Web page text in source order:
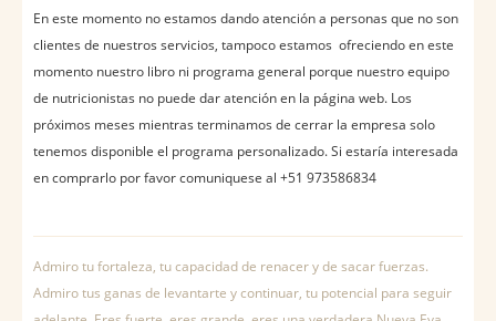
En este momento no estamos dando atención a personas que no son
clientes de nuestros servicios, tampoco estamos ofreciendo en este
momento nuestro libro ni programa general porque nuestro equipo
de nutricionistas no puede dar atención en la página web. Los
próximos meses mientras terminamos de cerrar la empresa solo
tenemos disponible el programa personalizado. Si estaría interesada
en comprarlo por favor comuniquese al +51 973586834
Admiro tu fortaleza, tu capacidad de renacer y de sacar fuerzas.
Admiro tus ganas de levantarte y continuar, tu potencial para seguir